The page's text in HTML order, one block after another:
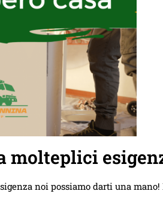
molteplici
noi possiamo darti una